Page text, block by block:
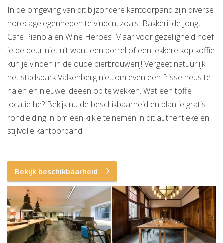
In de omgeving van dit bijzondere kantoorpand zijn diverse
horecagelegenheden te vinden, zoals: Bakkerij de Jong,
Cafe Pianola en Wine Heroes. Maar voor gezelligheid hoef
je de deur niet uit want een borrel of een lekkere kop koffie
kun je vinden in de oude bierbrouwerij! Vergeet natuurlijk
het stadspark Valkenberg niet, om even een frisse neus te
halen en nieuwe ideeën op te wekken. Wat een toffe
locatie he? Bekijk nu de beschikbaarheid en plan je gratis
rondleiding in om een kijkje te nemen in dit authentieke en
stijlvolle kantoorpand!
Bekijk beschikbaarheid